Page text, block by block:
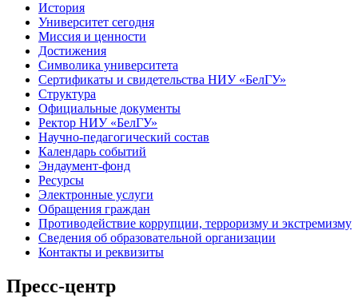
История
Университет сегодня
Миссия и ценности
Достижения
Символика университета
Сертификаты и свидетельства НИУ «БелГУ»
Структура
Официальные документы
Ректор НИУ «БелГУ»
Научно-педагогический состав
Календарь событий
Эндаумент-фонд
Ресурсы
Электронные услуги
Обращения граждан
Противодействие коррупции, терроризму и экстремизму
Сведения об образовательной организации
Контакты и реквизиты
Пресс-центр